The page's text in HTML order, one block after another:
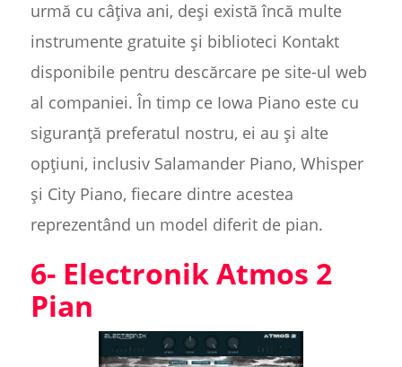
urmă cu câțiva ani, deși există încă multe
instrumente gratuite și biblioteci Kontakt
disponibile pentru descărcare pe site-ul web
al companiei. În timp ce Iowa Piano este cu
siguranță preferatul nostru, ei au și alte
opțiuni, inclusiv Salamander Piano, Whisper
și City Piano, fiecare dintre acestea
reprezentând un model diferit de pian.
6- Electronik Atmos 2
Pian